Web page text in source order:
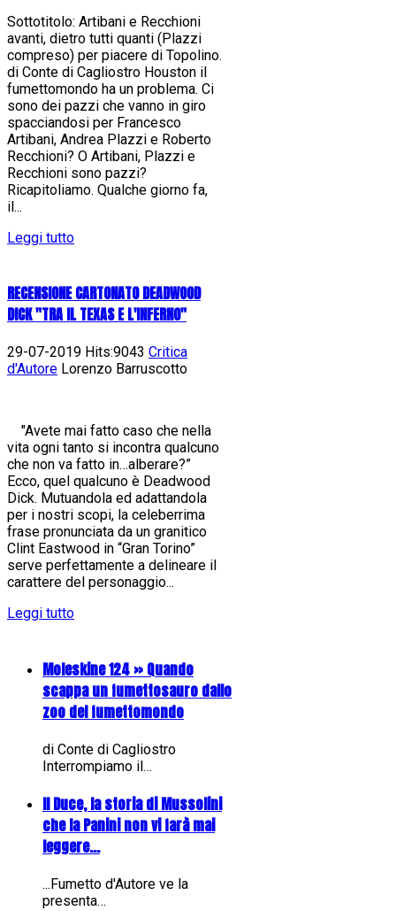
Sottotitolo: Artibani e Recchioni
avanti, dietro tutti quanti (Plazzi
compreso) per piacere di Topolino.
di Conte di Cagliostro Houston il
fumettomondo ha un problema. Ci
sono dei pazzi che vanno in giro
spacciandosi per Francesco
Artibani, Andrea Plazzi e Roberto
Recchioni? O Artibani, Plazzi e
Recchioni sono pazzi?
Ricapitoliamo. Qualche giorno fa,
il...
Leggi tutto
RECENSIONE CARTONATO DEADWOOD
DICK "TRA IL TEXAS E L'INFERNO"
29-07-2019 Hits:9043 Critica
d'Autore Lorenzo Barruscotto
"Avete mai fatto caso che nella
vita ogni tanto si incontra qualcuno
che non va fatto in…alberare?”
Ecco, quel qualcuno è Deadwood
Dick. Mutuandola ed adattandola
per i nostri scopi, la celeberrima
frase pronunciata da un granitico
Clint Eastwood in “Gran Torino”
serve perfettamente a delineare il
carattere del personaggio...
Leggi tutto
Moleskine 124 » Quando
scappa un fumettosauro dallo
zoo del fumettomondo
di Conte di Cagliostro
Interrompiamo il…
Il Duce, la storia di Mussolini
che la Panini non vi farà mai
leggere...
...Fumetto d'Autore ve la
presenta…